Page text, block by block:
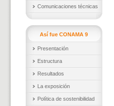
Comunicaciones técnicas
Así fue CONAMA 9
Presentación
Estructura
Resultados
La exposición
Política de sostenibilidad